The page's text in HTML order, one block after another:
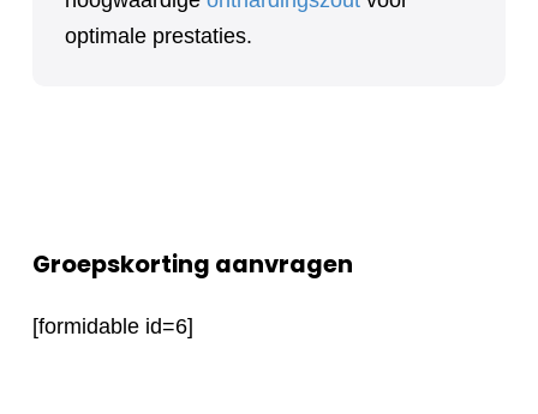
optimale prestaties.
Groepskorting aanvragen
[formidable id=6]